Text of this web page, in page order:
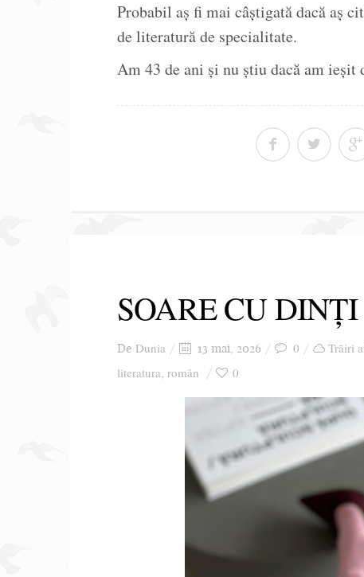
Probabil aș fi mai câștigată dacă aș
de literatură de specialitate.
Am 43 de ani și nu știu dacă am ieșit
SOARE CU DINȚI
De Dunia 13 mai, 2026 0 Trăiri
literatura, român 0